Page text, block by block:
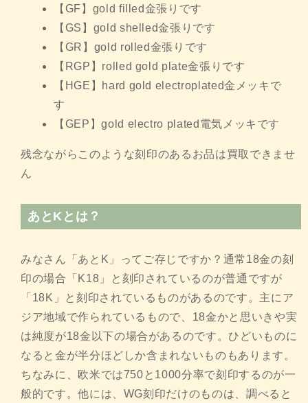
【GF】gold filled金張りです
【GS】gold shelled金張りです
【GR】gold rolled金張りです
【RGP】rolled gold plate金張りです
【HGE】hard gold electroplated金メッキで
す
【GEP】gold electro plated電気メッキです
残念ながらこのような刻印のあるお品は買取できませ
ん
あとKとは？
みなさん「あとK」ってご存じですか？通常18金の刻
印の場合「K18」と刻印されているのが普通ですが
「18K」と刻印されているものがあるのです。主にア
ジア地域で作られているもので、18金かと思いきや実
は純度が18金以下の場合があるのです。ひどいものに
なると金が半分ほどしか含まれないものもあります。
ちなみに、欧米では750と1000分率で刻印するのが一
般的です。他には、WG刻印だけのものは、調べると